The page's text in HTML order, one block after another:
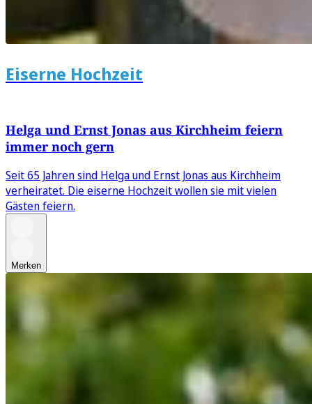
Eiserne Hochzeit
Helga und Ernst Jonas aus Kirchheim feiern
immer noch gern
Seit 65 Jahren sind Helga und Ernst Jonas aus Kirchheim
verheiratet. Die eiserne Hochzeit wollen sie mit vielen
Gästen feiern.
Merken